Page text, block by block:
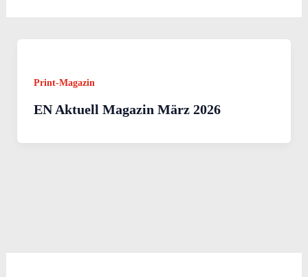
Print-Magazin
EN Aktuell Magazin März 2026